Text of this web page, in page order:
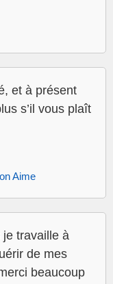
et à présent
s’il vous plaît
Aime
travaille à
de mes
beaucoup